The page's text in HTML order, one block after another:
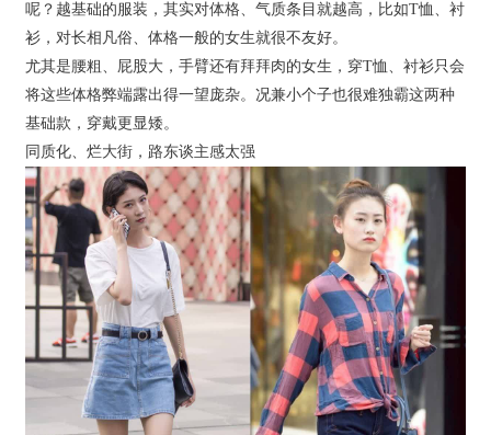
呢？越基础的服装，其实对体格、气质条目就越高，比如T恤、衬
衫，对长相凡俗、体格一般的女生就很不友好。
尤其是腰粗、屁股大，手臂还有拜拜肉的女生，穿T恤、衬衫只会
将这些体格弊端露出得一望庞杂。况兼小个子也很难独霸这两种
基础款，穿戴更显矮。
同质化、烂大街，路东谈主感太强